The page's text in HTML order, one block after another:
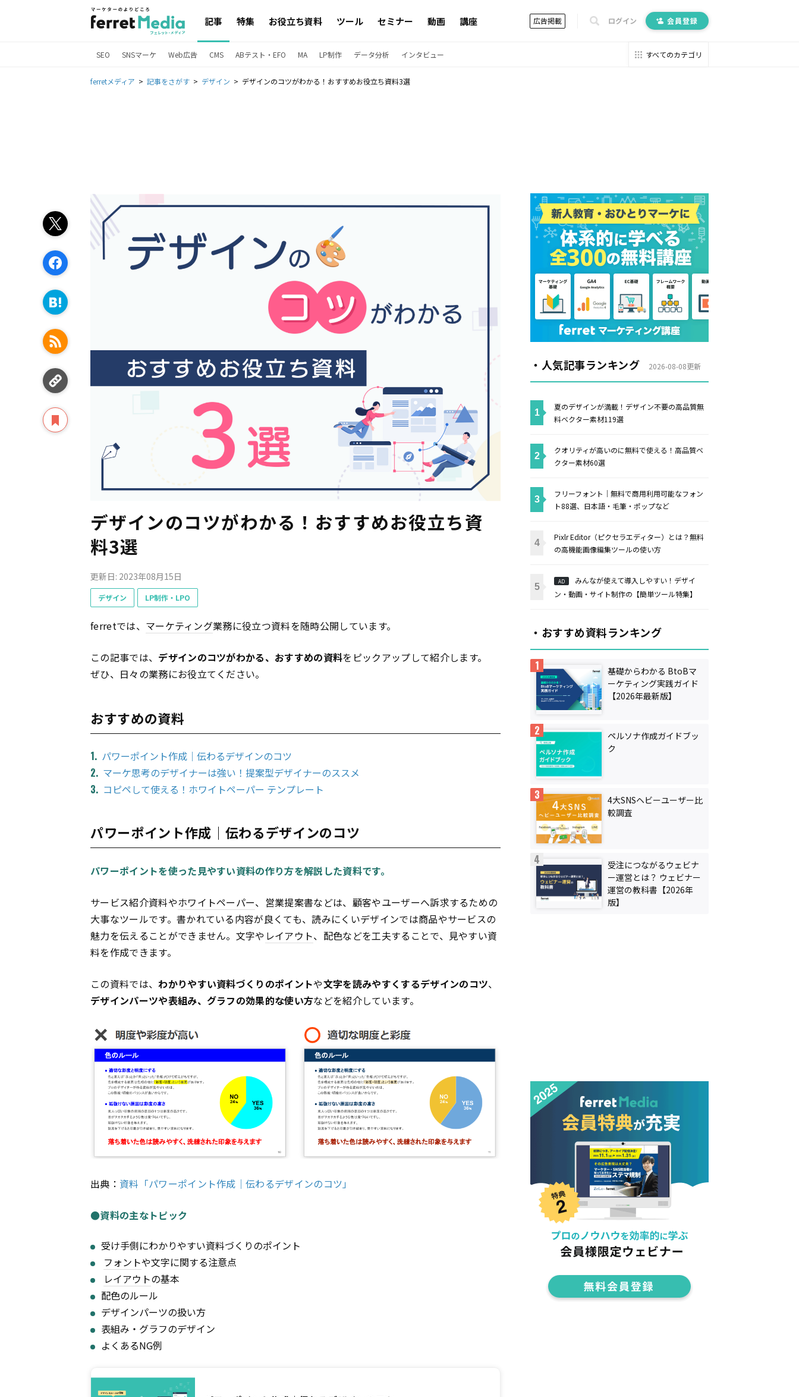
記事 特集 お役立ち資料 ツール セミナー 動画 講座 広告掲載 ログイン 会員登録
SEO SNSマーケ Web広告 CMS ABテスト・EFO MA LP制作 データ分析 インタビュー すべてのカテゴリ
ferretメディア 記事をさがす デザイン デザインのコツがわかる！おすすめお役立ち資料3選
デザインのコツがわかる！おすすめお役立ち資
料3選
更新日: 2023年08月15日
デザイン LP制作・LPO
ferretでは、 マーケティング業務に役立つ資料を随時公開しています。
この記事では、 デザインのコツがわかる、おすすめの資料をピックアップして紹介します。
ぜひ、日々の業務にお役立てください。
おすすめの資料
パワーポイント作成｜伝わるデザインのコツ
マーケ思考のデザイナーは強い！提案型デザイナーのススメ
コピペして使える！ホワイトペーパー テンプレート
パワーポイント作成｜伝わるデザインのコツ
パワーポイントを使った見やすい資料の作り方を解説した資料です。
サービス紹介資料やホワイトペーパー、営業提案書などは、顧客やユーザーへ訴求するための
大事なツールです。書かれている内容が良くても、読みにくいデザインでは商品やサービスの
魅力を伝えることができません。文字や レイアウト、配色などを工夫することで、見やすい資
料を作成できます。
この資料では、わかりやすい資料づくりのポイントや文字を読みやすくするデザインのコツ、
デザインパーツや表組み、グラフの効果的な使い方などを紹介しています。
出典： 資料「パワーポイント作成｜伝わるデザインのコツ」
●資料の主なトピック
受け手側にわかりやすい資料づくりのポイント
フォントや文字に関する注意点
レイアウトの基本
配色のルール
デザインパーツの扱い方
表組み・グラフのデザイン
よくあるNG例
・人気記事ランキング 2026-08-08更新
夏のデザインが満載！デザイン不要の高品質無
料ベクター素材119選
クオリティが高いのに無料で使える！高品質ベ
クター素材60選
フリーフォント｜無料で商用利用可能なフォン
ト88選、日本語・毛筆・ポップなど
Pixlr Editor（ピクセラエディター）とは？無料
の高機能画像編集ツールの使い方
AD
みんなが使えて導入しやすい！デザイ
ン・動画・サイト制作の【簡単ツール特集】
・おすすめ資料ランキング
基礎からわかる BtoBマ
ーケティング実践ガイド
【2026年最新版】
ペルソナ作成ガイドブッ
ク
4大SNSヘビーユーザー比
較調査
受注につながるウェビナ
ー運営とは？ ウェビナー
運営の教科書【2026年
版】